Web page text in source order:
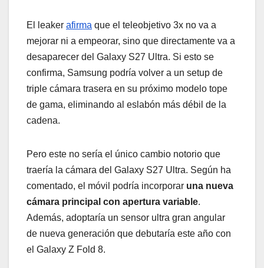
El leaker afirma que el teleobjetivo 3x no va a
mejorar ni a empeorar, sino que directamente va a
desaparecer del Galaxy S27 Ultra. Si esto se
confirma, Samsung podría volver a un setup de
triple cámara trasera en su próximo modelo tope
de gama, eliminando al eslabón más débil de la
cadena.
Pero este no sería el único cambio notorio que
traería la cámara del Galaxy S27 Ultra. Según ha
comentado, el móvil podría incorporar una nueva
cámara principal con apertura variable.
Además, adoptaría un sensor ultra gran angular
de nueva generación que debutaría este año con
el Galaxy Z Fold 8.